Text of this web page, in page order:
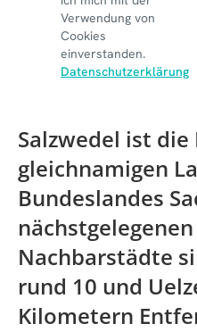
Salzwedel ist
gleichnamigen
Bundeslandes
Nachbarstädte
rund 10 und
Kilometern